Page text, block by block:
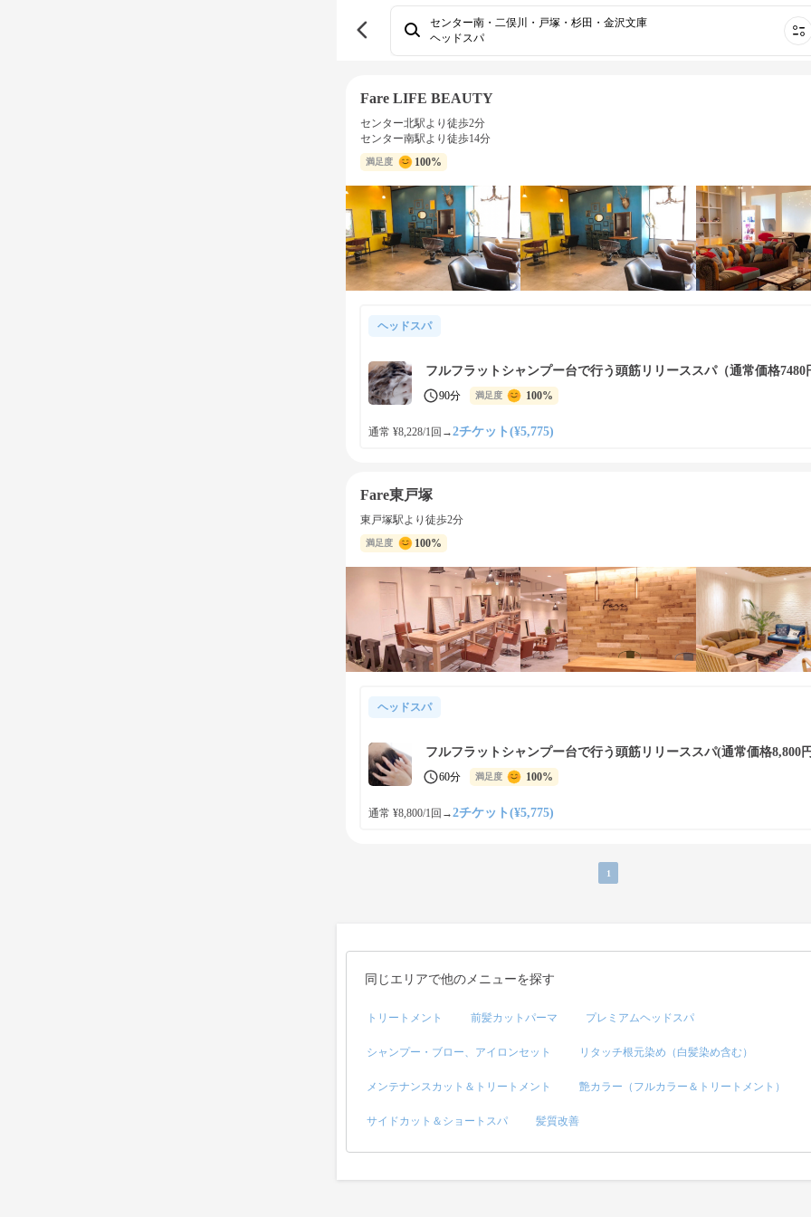
センター南・二俣川・戸塚・杉田・金沢文庫
ヘッドスパ
Fare LIFE BEAUTY
センター北駅より徒歩2分
センター南駅より徒歩14分
満足度 100%
ヘッドスパ
フルフラットシャンプー台で行う頭筋リリーススパ（通常価格7480
90分 満足度 100%
通常 ¥8,228/1回 →2チケット(¥5,775)
Fare東戸塚
東戸塚駅より徒歩2分
満足度 100%
ヘッドスパ
フルフラットシャンプー台で行う頭筋リリーススパ(通常価格8,800
60分 満足度 100%
通常 ¥8,800/1回 →2チケット(¥5,775)
1
同じエリアで他のメニューを探す
トリートメント 前髪カットパーマ プレミアムヘッドスパ
シャンプー・ブロー、アイロンセット リタッチ根元染め（白髪染め含む）
メンテナンスカット＆トリートメント 艶カラー（フルカラー＆トリートメント）
サイドカット＆ショートスパ 髪質改善